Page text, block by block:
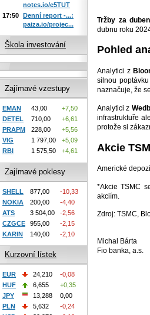
Tržby za duben
dubnu roku
Pohled
Analytici z
silnou
naznačuje, že
Analytici z
infrastruktuře
protože si
Akcie
Americké
*Akcie TSMC
akciím.
Zdroj: TSMC,
Michal Bárta
Fio banka, a.s.
notes.io/e5TUT
17:50 Denní report -...:
paiza.io/projec...
Škola investování
Zajímavé vzestupy
EMAN 43,00
+7,50
DETEL
710,00
+6,61
PRAPM
228,00
+5,56
VIG
1 797,00
+5,09
RBI
1 575,50 +4,61
Zajímavé poklesy
SHELL 877,00
-10,33
NOKIA
200,00
-4,40
ATS
3 504,00
-2,56
CZGCE
955,00
-2,15
KARIN
140,00 -2,10
Kurzovní lístek
EUR 24,210
-0,08
HUF
6,655
+0,35
JPY
13,288
0,00
PLN
5,632
-0,24